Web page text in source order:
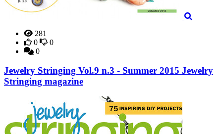
281
0
0
0
Jewelry Stringing Vol.9 n.3 - Summer 2015 Jewelry
Stringing magazine